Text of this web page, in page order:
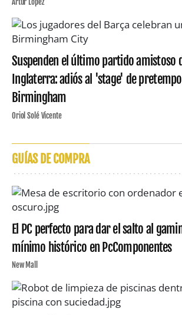
Artur López
Suspenden el último partido amistoso
Inglaterra: adiós al 'stage' de
Birmingham
Oriol Solé Vicente
GUÍAS DE COMPRA
El PC perfecto para dar el salto al
mínimo histórico en PcComponentes
New Mall